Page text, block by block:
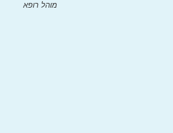
מוהל רופא